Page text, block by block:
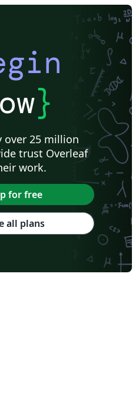
}
over 25 million
trust Overleaf
work.
for free
all plans